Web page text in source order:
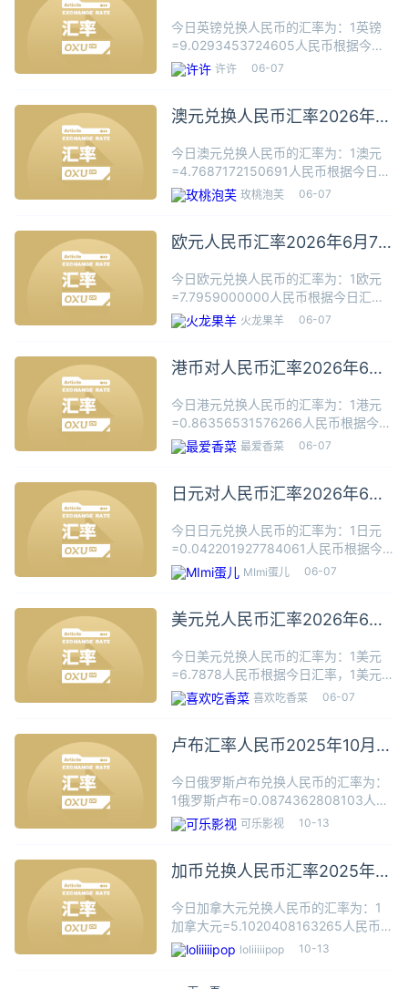
今日英镑兑换人民币的汇率为：1英镑
=9.0293453724605人民币根据今日
汇率，100英镑可兑换902.9346人民
币，数据仅供参考，交易时以银行柜台
币单位名称
许许 06-07
澳元兑换人民币汇率2026年6
今日澳元兑换人民币的汇率为：1澳元
=4.7687172150691人民币根据今日汇
率，1澳元可兑换4.7687人民币，数据
仅供参考，交易时以银行柜台成交价为
玫桃泡芙 06-07
欧元人民币汇率2026年6月7
今日欧元兑换人民币的汇率为：1欧元
=7.7959000000人民币根据今日汇
率，1欧元可兑换7.7959人民币，数据
仅供参考，交易时以银行柜台成交价为
货币。欧元
火龙果羊 06-07
港币对人民币汇率2026年6月
今日港元兑换人民币的汇率为：1港元
=0.86356531576266人民币根据今日
汇率，100港元可兑换86.3565人民
币，数据仅供参考，交易时以银行柜台
最爱香菜 06-07
日元对人民币汇率2026年6月
今日日元兑换人民币的汇率为：1日元
=0.042201927784061人民币根据今
日汇率，1日元可兑换0.0422人民币，
数据仅供参考，交易时以银行柜台成交
音：en，英
MImi蛋儿 06-07
美元兑人民币汇率2026年6月
今日美元兑换人民币的汇率为：1美元
=6.7878人民币根据今日汇率，1美元
可兑换6.7878人民币，数据仅供参考，
交易时以银行柜台成交价为准。美元
喜欢吃香菜 06-07
卢布汇率人民币2025年10月13
今日俄罗斯卢布兑换人民币的汇率为：
1俄罗斯卢布=0.0874362808103人民
币根据今日汇率，100俄罗斯卢布可兑
换8.7436人民币，数据仅供参考，交易
（Руб
可乐影视 10-13
加币兑换人民币汇率2025年10
今日加拿大元兑换人民币的汇率为：1
加拿大元=5.1020408163265人民币根
据今日汇率，1加拿大元可兑换5.1020
人民币，数据仅供参考，交易时以银行
loliiiiipop 10-13